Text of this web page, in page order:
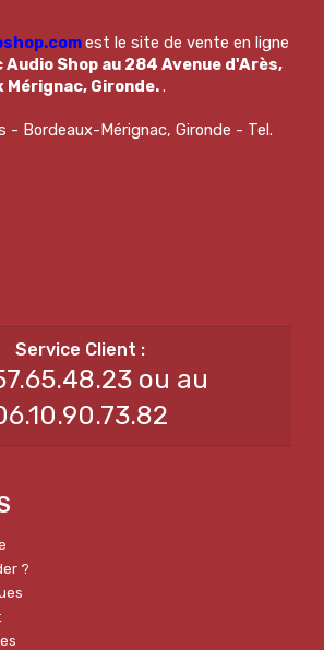
est le site de vente en ligne
Audio Shop au 284 Avenue d'Arès,
Gironde..
- Bordeaux-Mérignac, Gironde - Tel.
ou au
?